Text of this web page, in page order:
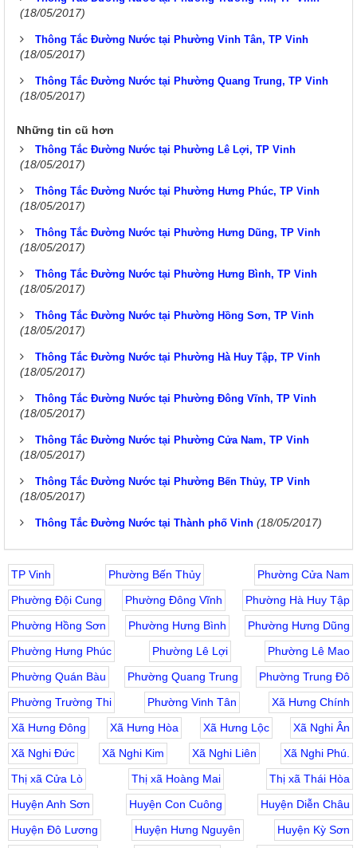
(18/05/2017)
Thông Tắc Đường Nước tại Phường Vinh Tân, TP Vinh
(18/05/2017)
Thông Tắc Đường Nước tại Phường Quang Trung, TP Vinh
(18/05/2017)
Những tin cũ hơn
Thông Tắc Đường Nước tại Phường Lê Lợi, TP Vinh
(18/05/2017)
Thông Tắc Đường Nước tại Phường Hưng Phúc, TP Vinh
(18/05/2017)
Thông Tắc Đường Nước tại Phường Hưng Dũng, TP Vinh
(18/05/2017)
Thông Tắc Đường Nước tại Phường Hưng Bình, TP Vinh
(18/05/2017)
Thông Tắc Đường Nước tại Phường Hồng Sơn, TP Vinh
(18/05/2017)
Thông Tắc Đường Nước tại Phường Hà Huy Tập, TP Vinh
(18/05/2017)
Thông Tắc Đường Nước tại Phường Đông Vĩnh, TP Vinh
(18/05/2017)
Thông Tắc Đường Nước tại Phường Cửa Nam, TP Vinh
(18/05/2017)
Thông Tắc Đường Nước tại Phường Bến Thủy, TP Vinh
(18/05/2017)
Thông Tắc Đường Nước tại Thành phố Vinh (18/05/2017)
TP Vinh Phường Bến Thủy
Phường Cửa Nam
Phường Đội Cung
Phường Đông Vĩnh
Phường Hà Huy Tập
Phường Hồng Sơn
Phường Hưng Bình
Phường Hưng Dũng
Phường Hưng Phúc
Phường Lê Lợi
Phường Lê Mao
Phường Quán Bàu
Phường Quang Trung
Phường Trung Đô
Phường Trường Thi
Phường Vinh Tân
Xã Hưng Chính
Xã Hưng Đông
Xã Hưng Hòa Xã Hưng Lộc
Xã Nghi Ân
Xã Nghi Đức
Xã Nghi Kim Xã Nghi Liên
Xã Nghi Phú.
Thị xã Cửa Lò
Thị xã Hoàng Mai
Thị xã Thái Hòa
Huyện Anh Sơn
Huyện Con Cuông
Huyện Diễn Châu
Huyện Đô Lương
Huyện Hưng Nguyên
Huyện Kỳ Sơn